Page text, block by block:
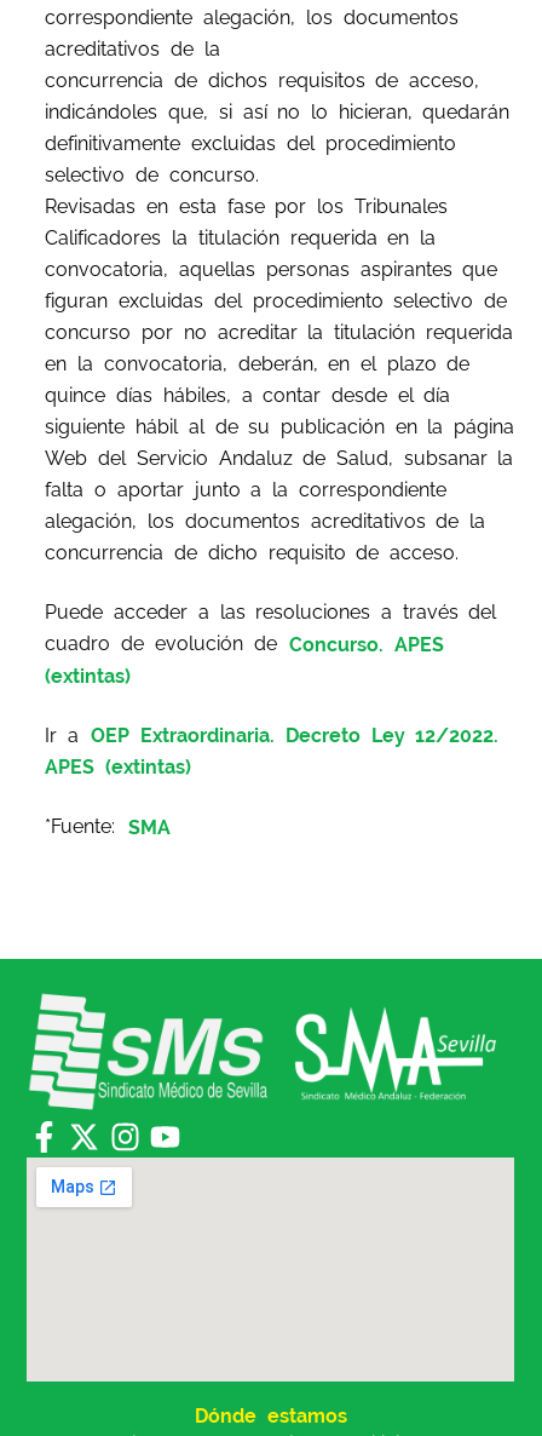
correspondiente alegación, los documentos
acreditativos de la
concurrencia de dichos requisitos de acceso,
indicándoles que, si así no lo hicieran, quedarán
definitivamente excluidas del procedimiento
selectivo de concurso.
Revisadas en esta fase por los Tribunales
Calificadores la titulación requerida en la
convocatoria, aquellas personas aspirantes que
figuran excluidas del procedimiento selectivo de
concurso por no acreditar la titulación requerida
en la convocatoria, deberán, en el plazo de
quince días hábiles, a contar desde el día
siguiente hábil al de su publicación en la página
Web del Servicio Andaluz de Salud, subsanar la
falta o aportar junto a la correspondiente
alegación, los documentos acreditativos de la
concurrencia de dicho requisito de acceso.
Puede acceder a las resoluciones a través del
cuadro de evolución de Concurso. APES
(extintas)
Ir a OEP Extraordinaria. Decreto Ley 12/2022.
APES (extintas)
*Fuente: SMA
Dónde estamos